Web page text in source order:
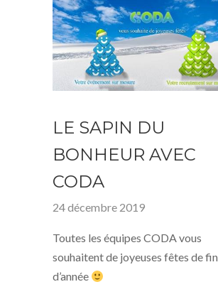
LE SAPIN DU
BONHEUR AVEC
CODA
24 décembre 2019
Toutes les équipes CODA vous
souhaitent de joyeuses fêtes de fin
d’année